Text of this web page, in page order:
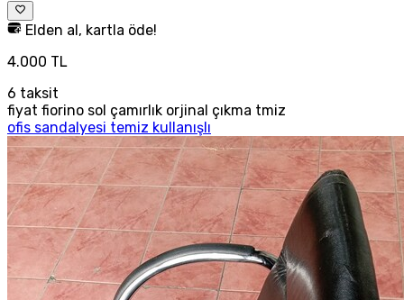
Elden al, kartla öde!
4.000 TL
6 taksit
fiyat fiorino sol çamırlık orjinal çıkma tmiz
ofis sandalyesi temiz kullanışlı